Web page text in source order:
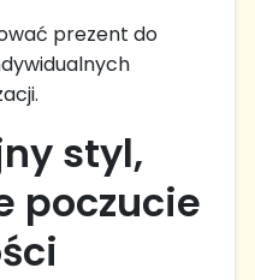
prezent do
styl,
poczucie